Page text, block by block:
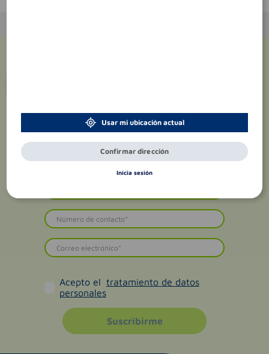
Acepto el tratamiento de datos
personales
Suscribirme
Usar mi ubicación actual
Confirmar dirección
Inicia sesión